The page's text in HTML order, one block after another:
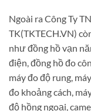
Ngoài ra Công Ty
TK(TKTECH.VN)
như đồng hồ vạn
điện, đồng hồ đo
máy đo độ rung,
đo khoảng cách,
độ hồng ngoại,